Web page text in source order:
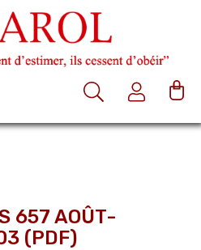
657 AOÛT-
(PDF)